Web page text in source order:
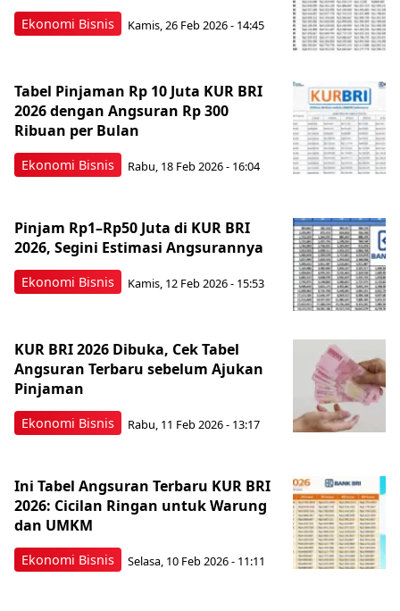
Ekonomi Bisnis Kamis, 26 Feb 2026 - 14:45
Ekonomi Bisnis
Tabel Pinjaman Rp 10 Juta KUR BRI
2026 dengan Angsuran Rp 300
Ribuan per Bulan
Rabu, 18 Feb 2026 - 16:04
Ekonomi Bisnis
Pinjam Rp1–Rp50 Juta di KUR BRI
2026, Segini Estimasi Angsurannya
Kamis, 12 Feb 2026 - 15:53
Ekonomi Bisnis
KUR BRI 2026 Dibuka, Cek Tabel
Angsuran Terbaru sebelum Ajukan
Pinjaman
Rabu, 11 Feb 2026 - 13:17
Ekonomi Bisnis
Ini Tabel Angsuran Terbaru KUR BRI
2026: Cicilan Ringan untuk Warung
dan UMKM
Selasa, 10 Feb 2026 - 11:11